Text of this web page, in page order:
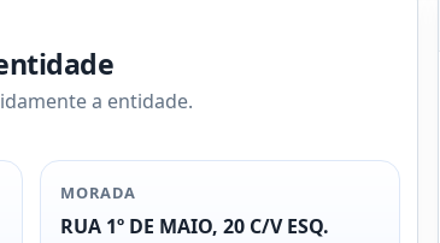
a entidade.
MORADA
RUA 1º DE MAIO, 20 C/V ESQ.